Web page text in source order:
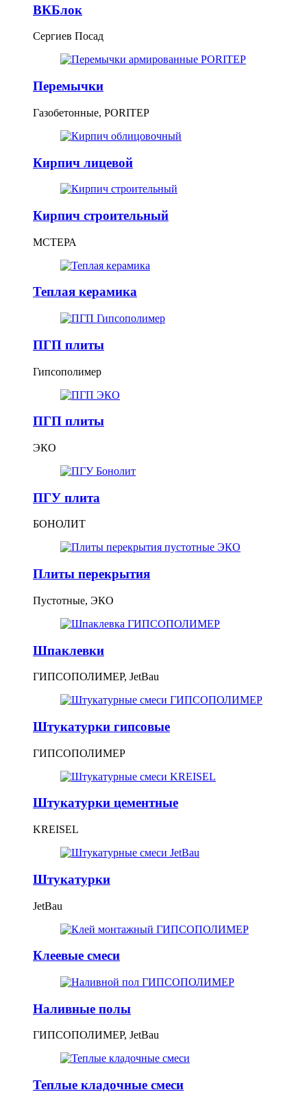
ВКБлок
Сергиев Посад
Перемычки
Газобетонные, PORITEP
Кирпич лицевой
Кирпич строительный
МСТЕРА
Теплая керамика
ПГП плиты
Гипсополимер
ПГП плиты
ЭКО
ПГУ плита
БОНОЛИТ
Плиты перекрытия
Пустотные, ЭКО
Шпаклевки
ГИПСОПОЛИМЕР, JetBau
Штукатурки гипсовые
ГИПСОПОЛИМЕР
Штукатурки цементные
KREISEL
Штукатурки
JetBau
Клеевые смеси
Наливные полы
ГИПСОПОЛИМЕР, JetBau
Теплые кладочные смеси